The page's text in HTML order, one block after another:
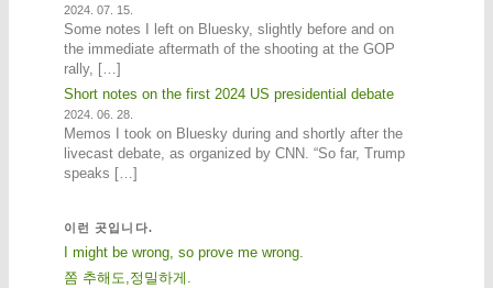
2024. 07. 15.
Some notes I left on Bluesky, slightly before and on
the immediate aftermath of the shooting at the GOP
rally, […]
Short notes on the first 2024 US presidential debate
2024. 06. 28.
Memos I took on Bluesky during and shortly after the
livecast debate, as organized by CNN. “So far, Trump
speaks […]
이런 곳입니다.
I might be wrong, so prove me wrong.
쫌 추해도,정밀하게.